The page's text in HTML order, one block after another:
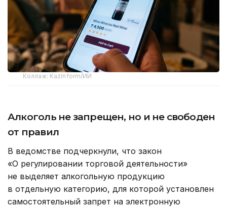
Коллаж: Kazinform/ИИ
Алкоголь не запрещен, но и не свободен
от правил
В ведомстве подчеркнули, что закон
«О регулировании торговой деятельности»
не выделяет алкогольную продукцию
в отдельную категорию, для которой установлен
самостоятельный запрет на электронную